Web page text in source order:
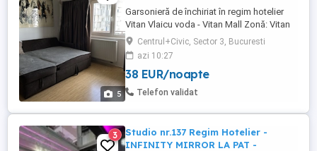
5
Garsonieră de închiriat în regim hotelier
Vitan Vlaicu voda - Vitan Mall Zonă: Vitan
aproape de Piata alba iulia, Bulevardul
decebal, și Mall Vitan Disponibilă imediat |
Se preferă închiriere pe termen lung
Garsoniera este complet mobilată și
utilată: Proaspăt zugrăvită Aer condiționat
Centrul+Civic, Sector 3, Bucuresti
azi 10:27
38 EUR/noapte
Telefon validat
3
Studio nr.137 Regim Hotelier -
INFINITY MIRROR LA PAT -